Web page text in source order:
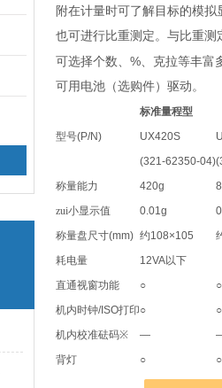
附在计量时可了解目标的模拟
也可进行比重测定。与比重测
可选择个数、 %、克拉等丰富
可用电池（选购件）驱动。
型号(P/N)
标准量程型
UX420S
(321-62350-04)
称量能力
420g
zui小显示值
0.01g
称量盘尺寸(mm) 约108×105
耗电量
12VA以下
直通视窗功能
○ ○
机内时钟/ISO打印○ ○
机内校准砝码※ —
背灯
○ ○